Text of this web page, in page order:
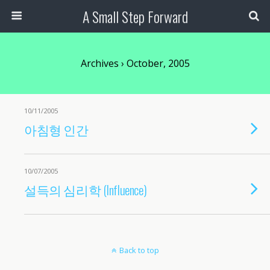
A Small Step Forward
Archives › October, 2005
10/11/2005
아침형 인간
10/07/2005
설득의 심리학 (Influence)
Back to top